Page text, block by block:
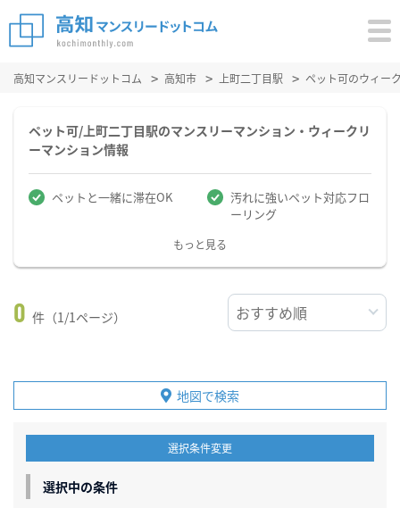
高知マンスリードットコム 高知市 上町二丁目駅 ペット可のウィー
ペット可/上町二丁目駅のマンスリーマンション・ウィークリ
ーマンション情報
ペットと一緒に滞在OK
汚れに強いペット対応フロ
ーリング
もっと見る
0 件（1/1ページ）
地図で検索
選択条件変更
選択中の条件